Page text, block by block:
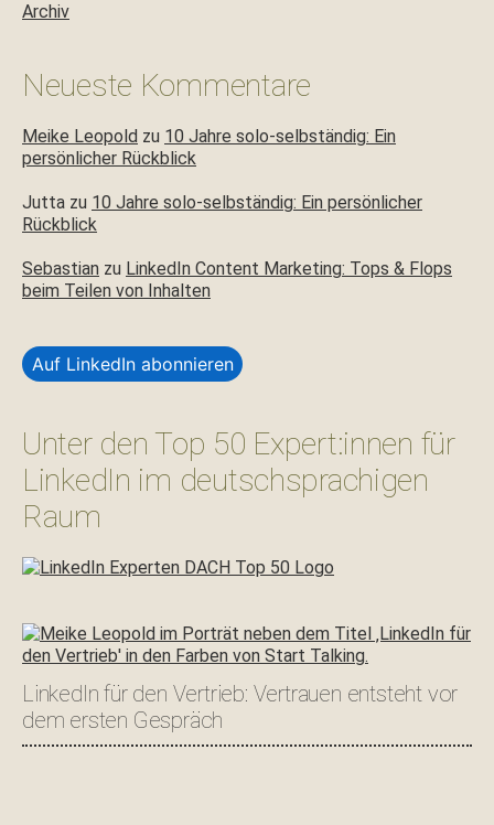
Archiv
Neueste Kommentare
Meike Leopold zu 10 Jahre solo-selbständig: Ein
persönlicher Rückblick
Jutta zu 10 Jahre solo-selbständig: Ein persönlicher
Rückblick
Sebastian zu LinkedIn Content Marketing: Tops & Flops
beim Teilen von Inhalten
Auf LinkedIn abonnieren
Unter den Top 50 Expert:innen für
LinkedIn im deutschsprachigen
Raum
LinkedIn für den Vertrieb: Vertrauen entsteht vor
dem ersten Gespräch